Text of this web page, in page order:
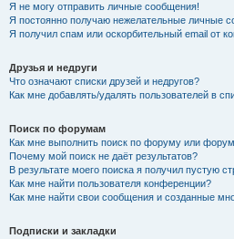
Я не могу отправить личные сообщения!
Я постоянно получаю нежелательные личные
Я получил спам или оскорбительный email от
Друзья и недруги
Что означают списки друзей и недругов?
Как мне добавлять/удалять пользователей в
Поиск по форумам
Как мне выполнить поиск по форуму или
Почему мой поиск не даёт результатов?
В результате моего поиска я получил пустую
Как мне найти пользователя конференции?
Как мне найти свои сообщения и созданные
Подписки и закладки